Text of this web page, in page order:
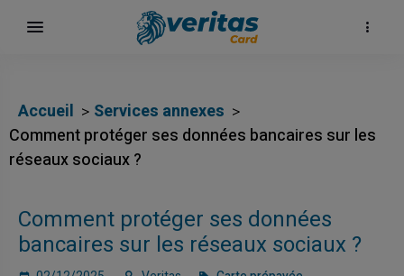
Accueil
Services annexes
Comment protéger ses données bancaires sur les
réseaux sociaux ?
Comment protéger ses données
bancaires sur les réseaux sociaux ?